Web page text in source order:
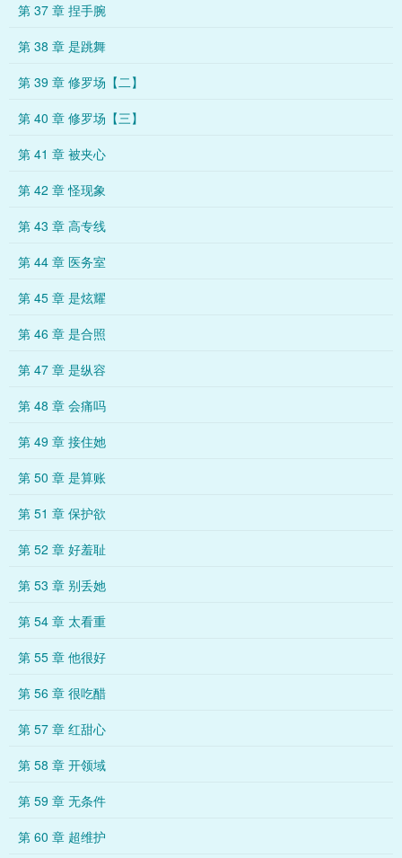
第 37 章 捏手腕
第 38 章 是跳舞
第 39 章 修罗场【二】
第 40 章 修罗场【三】
第 41 章 被夹心
第 42 章 怪现象
第 43 章 高专线
第 44 章 医务室
第 45 章 是炫耀
第 46 章 是合照
第 47 章 是纵容
第 48 章 会痛吗
第 49 章 接住她
第 50 章 是算账
第 51 章 保护欲
第 52 章 好羞耻
第 53 章 别丢她
第 54 章 太看重
第 55 章 他很好
第 56 章 很吃醋
第 57 章 红甜心
第 58 章 开领域
第 59 章 无条件
第 60 章 超维护